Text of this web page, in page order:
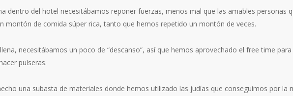
dentro del hotel necesitábamos reponer fuerzas, menos mal que las amables personas
montón de comida súper rica, tanto que hemos repetido un montón de veces.
necesitábamos un poco de “descanso”, así que hemos aprovechado el free time
pulseras.
una subasta de materiales donde hemos utilizado las judías que conseguimos por la